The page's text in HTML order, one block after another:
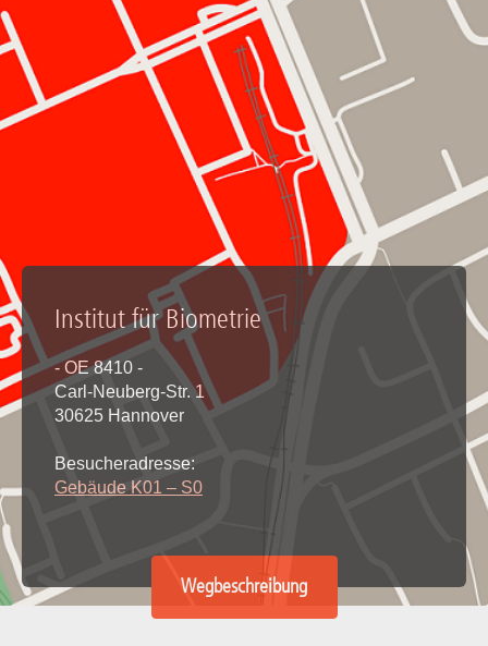
Institut für Biometrie
- OE 8410 -
Carl-Neuberg-Str. 1
30625 Hannover
Besucheradresse:
Gebäude K01 – S0
Wegbeschreibung